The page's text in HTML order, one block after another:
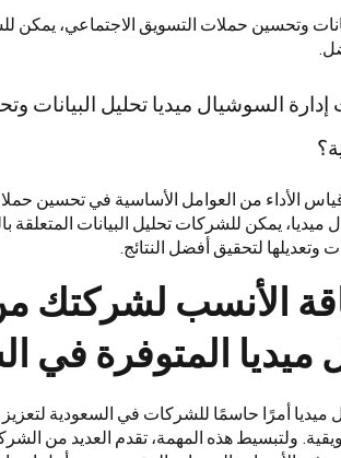
وتحسين حملات التسويق الاجتماعي، يمكن
السوشيال ميديا تحليل
الأداء من العوامل الأساسية في تحسين
ميديا، يمكن للشركات تحليل البيانات المتعلقة
وتعديلها لتحقيق أفضل النتائج.
الأنسب لشركتك
ميديا المتوفرة في
ميديا أمرًا حاسمًا للشركات في السعودية
ولتبسيط هذه المهمة، تقدم العديد من